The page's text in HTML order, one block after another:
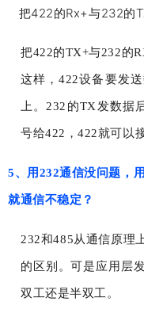
把422的Rx+与232的
把422的TX+与232的
这样，422设备要发
上。232的TX发数据
号给422，422就可以
5、用232通信没问题，
就通信不稳定？
232和485从通信原理
的区别。可是应用层
双工还是半双工。